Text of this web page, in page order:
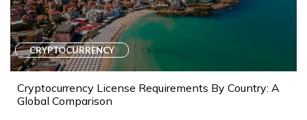
CRYPTOCURRENCY
Cryptocurrency License Requirements By Country: A
Global Comparison